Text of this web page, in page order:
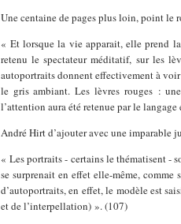
Une centaine de pages plus loin, point le
« Et lorsque la vie apparait, elle prend
retenu le spectateur méditatif, sur les
autoportraits donnent effectivement à voir
le gris ambiant. Les lèvres rouges :
l’attention aura été retenue par le
André Hirt d’ajouter avec une imparable
« Les portraits - certains le thématisent -
se surprenait en effet elle-même,
d’autoportraits, en effet, le modèle est
et de l’interpellation) ». (107)